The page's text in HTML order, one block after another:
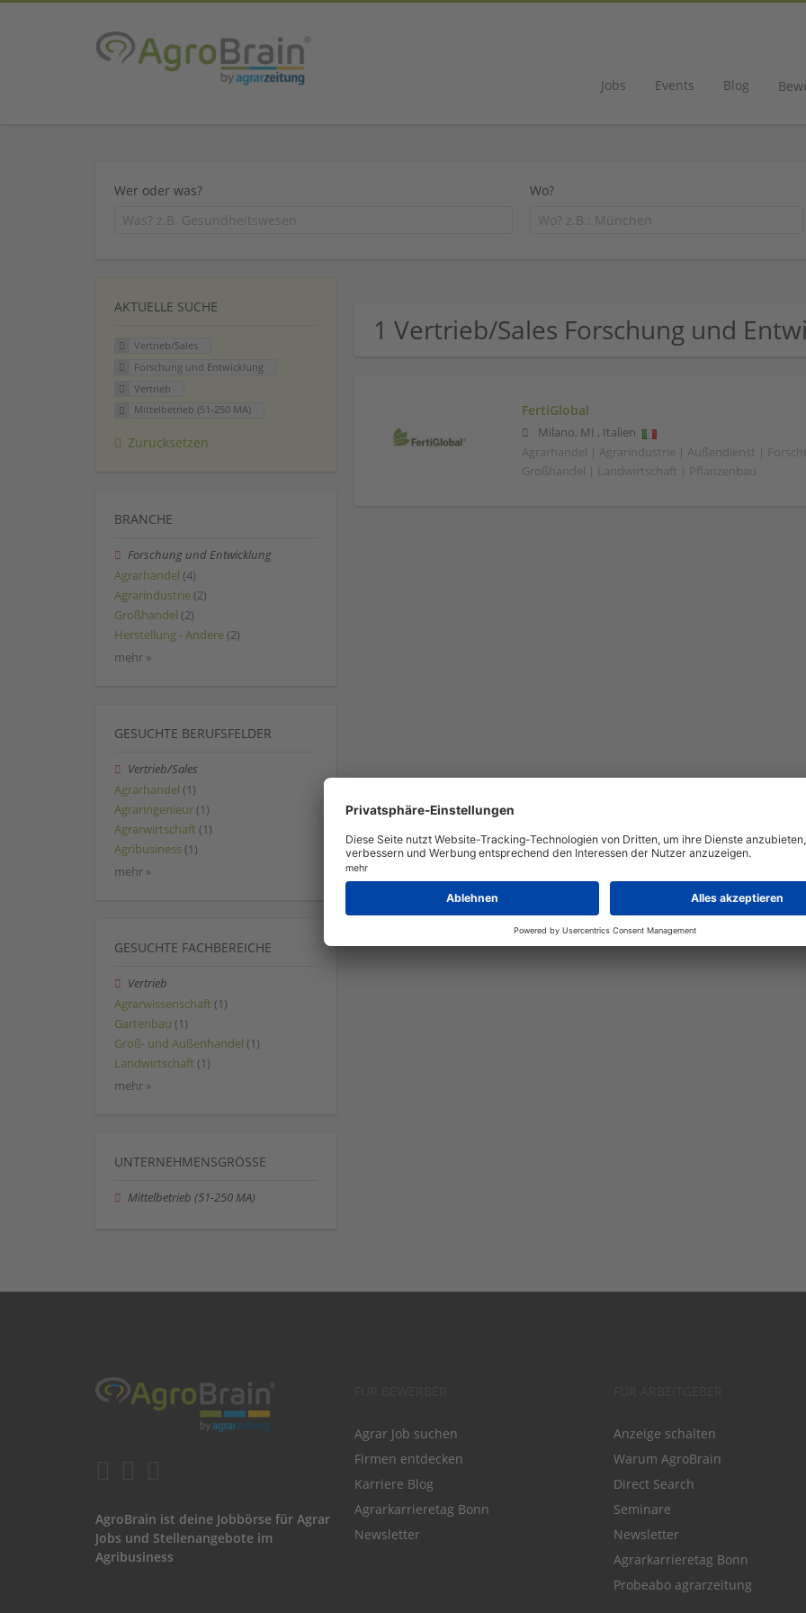
Jobs Events Blog
Wer oder was? Wo?
1 Vertrieb/Sales Forschung und
FertiGlobal
Milano, MI , Italien
Agrarhandel | Agrarindustrie | Außendienst |
Großhandel | Landwirtschaft | Pflanzenbau
AKTUELLE SUCHE
Vertrieb/Sales
Forschung und Entwicklung
Vertrieb
Mittelbetrieb (51-250 MA)
Zurücksetzen
BRANCHE
Forschung und Entwicklung
Agrarhandel (4)
Agrarindustrie (2)
Großhandel (2)
Herstellung - Andere (2)
mehr »
GESUCHTE BERUFSFELDER
Vertrieb/Sales
Agrarhandel (1)
Agraringenieur (1)
Agrarwirtschaft (1)
Agribusiness (1)
mehr »
GESUCHTE FACHBEREICHE
Vertrieb
Agrarwissenschaft (1)
Gartenbau (1)
Groß- und Außenhandel (1)
Landwirtschaft (1)
mehr »
UNTERNEHMENSGRÖSSE
Mittelbetrieb (51-250 MA)
AgroBrain ist deine Jobbörse für Agrar
Jobs und Stellenangebote im
Agribusiness
Agrar Job suchen
Firmen entdecken
Karriere Blog
Agrarkarrieretag Bonn
Newsletter
Anzeige schalten
Warum AgroBrain
Direct Search
Seminare
Newsletter
Agrarkarrieretag Bonn
Probeabo agrarzeitung